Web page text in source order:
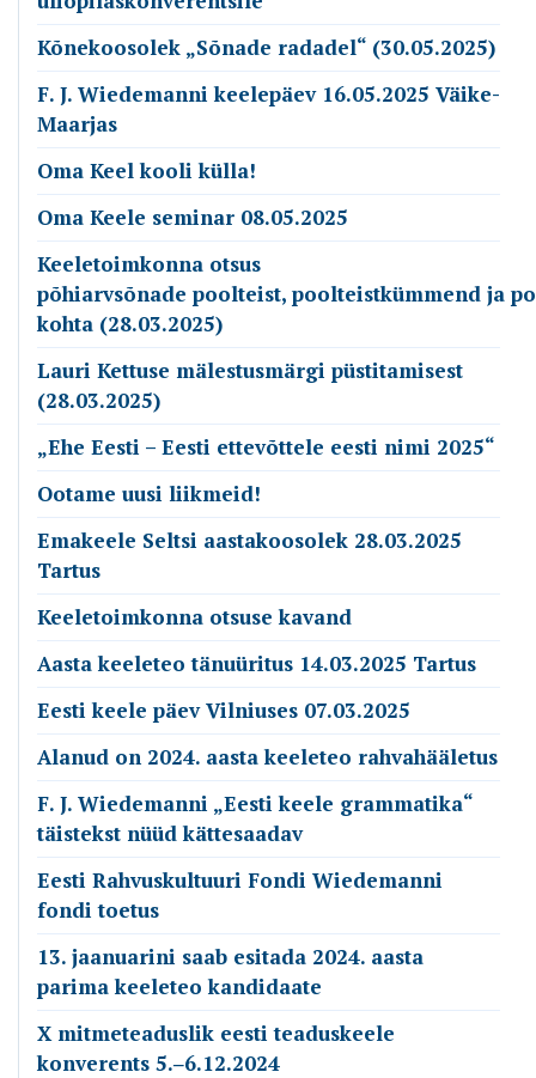
Kõnekoosolek „Sõnade radadel“ (30.05.2025)
F. J. Wiedemanni keelepäev 16.05.2025 Väike-
Maarjas
Oma Keel kooli külla!
Oma Keele seminar 08.05.2025
Keeletoimkonna otsus
põhiarvsõnade poolteist, poolteistkümmend ja
kohta (28.03.2025)
Lauri Kettuse mälestusmärgi püstitamisest
(28.03.2025)
„Ehe Eesti – Eesti ettevõttele eesti nimi 2025“
Ootame uusi liikmeid!
Emakeele Seltsi aastakoosolek 28.03.2025
Tartus
Keeletoimkonna otsuse kavand
Aasta keeleteo tänuüritus 14.03.2025 Tartus
Eesti keele päev Vilniuses 07.03.2025
Alanud on 2024. aasta keeleteo rahvahääletus
F. J. Wiedemanni „Eesti keele grammatika“
täistekst nüüd kättesaadav
Eesti Rahvuskultuuri Fondi Wiedemanni
fondi toetus
13. jaanuarini saab esitada 2024. aasta
parima keeleteo kandidaate
X mitmeteaduslik eesti teaduskeele
konverents 5.‒6.12.2024